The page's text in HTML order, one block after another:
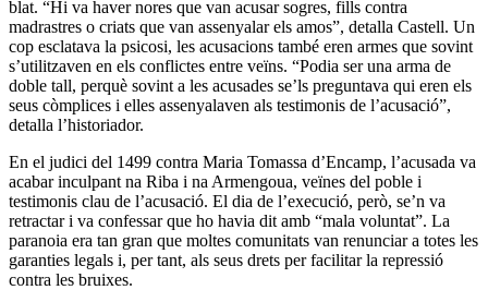
blat. “Hi va haver nores que van acusar sogres, fills contra
madrastres o criats que van assenyalar els amos”, detalla Castell. Un
cop esclatava la psicosi, les acusacions també eren armes que sovint
s’utilitzaven en els conflictes entre veïns. “Podia ser una arma de
doble tall, perquè sovint a les acusades se’ls preguntava qui eren els
seus còmplices i elles assenyalaven als testimonis de l’acusació”,
detalla l’historiador.
En el judici del 1499 contra Maria Tomassa d’Encamp, l’acusada va
acabar inculpant na Riba i na Armengoua, veïnes del poble i
testimonis clau de l’acusació. El dia de l’execució, però, se’n va
retractar i va confessar que ho havia dit amb “mala voluntat”. La
paranoia era tan gran que moltes comunitats van renunciar a totes les
garanties legals i, per tant, als seus drets per facilitar la repressió
contra les bruixes.